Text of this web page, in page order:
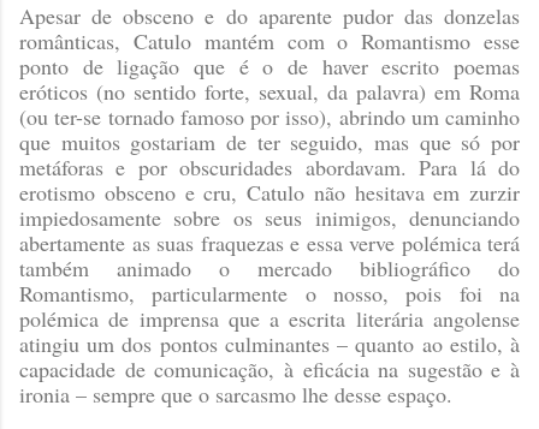
Apesar de obsceno e do aparente pudor das donzelas
românticas, Catulo mantém com o Romantismo esse
ponto de ligação que é o de haver escrito poemas
eróticos (no sentido forte, sexual, da palavra) em Roma
(ou ter-se tornado famoso por isso), abrindo um caminho
que muitos gostariam de ter seguido, mas que só por
metáforas e por obscuridades abordavam. Para lá do
erotismo obsceno e cru, Catulo não hesitava em zurzir
impiedosamente sobre os seus inimigos, denunciando
abertamente as suas fraquezas e essa verve polémica terá
também animado o mercado bibliográfico do
Romantismo, particularmente o nosso, pois foi na
polémica de imprensa que a escrita literária angolense
atingiu um dos pontos culminantes – quanto ao estilo, à
capacidade de comunicação, à eficácia na sugestão e à
ironia – sempre que o sarcasmo lhe desse espaço.